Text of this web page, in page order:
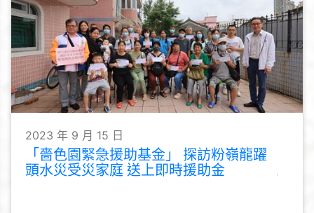
2023 年 9 月 15 日
「嗇色園緊急援助基金」 探訪粉嶺龍躍
頭水災受災家庭 送上即時援助金